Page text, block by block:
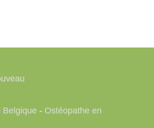
Belgique - Ostéopathe en